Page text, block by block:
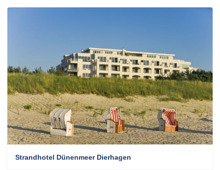
Strandhotel Dünenmeer Dierhagen